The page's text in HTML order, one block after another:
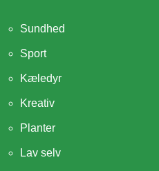
Sundhed
Sport
Kæledyr
Kreativ
Planter
Lav selv